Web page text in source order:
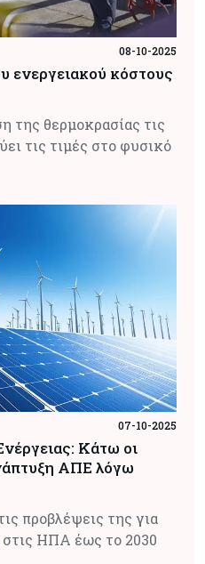
08-10-2025
ενεργειακού κόστους
της θερμοκρασίας τις
τις τιμές στο φυσικό
07-10-2025
Κάτω οι
ΑΠΕ λόγω
προβλέψεις της για
ΗΠΑ έως το 2030